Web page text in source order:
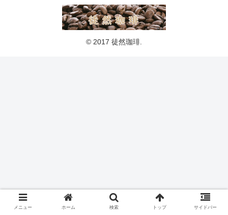
© 2017 徒然珈琲.
メニュー ホーム 検索 トップ サイドバー